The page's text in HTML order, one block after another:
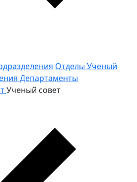
Отделы Ученый
Департаменты
Ученый совет